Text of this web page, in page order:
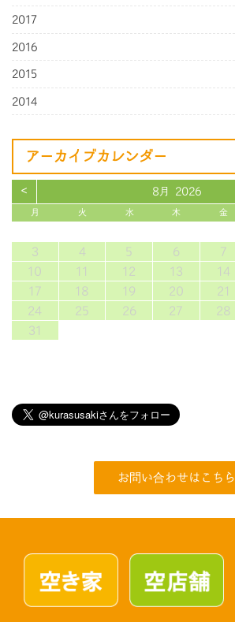
2017
2016
2015
2014
アーカイブカレンダー
< 8月 2026
月 火 水 木 金
3
4 5 6 7
10
11 12 13 14
17
18 19 20 21
24
25 26 27 28
31
お問い合わせはこちら